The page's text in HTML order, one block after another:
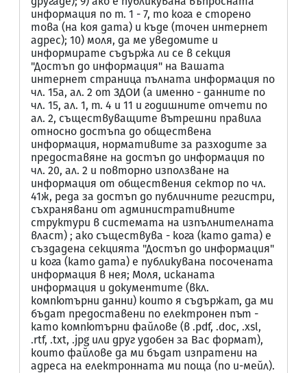
информация по т. 1 - 7, то кога е сторено
това (на коя дата) и къде (точен интернет
адрес); 10) моля, да ме уведомите и
информирате съдържа ли се в секция
"Достъп до информация" на Вашата
интернет страница пълната информация по
чл. 15а, ал. 2 от ЗДОИ (а именно - данните по
чл. 15, ал. 1, т. 4 и 11 и годишните отчети по
ал. 2, съществуващите вътрешни правила
относно достъпа до обществена
информация, нормативите за разходите за
предоставяне на достъп до информация по
чл. 20, ал. 2 и повторно използване на
информация от обществения сектор по чл.
41ж, реда за достъп до публичните регистри,
съхранявани от административните
структури в системата на изпълнителната
власт) ; ако съществува - кога (като дата) е
създадена секцията "Достъп до информация"
и кога (като дата) е публикувана посочената
информация в нея; Моля, исканата
информация и документите (вкл.
компютърни данни) които я съдържат, да ми
бъдат предоставени по електронен път -
като компютърни файлове (в .pdf, .doc, .xsl,
.rtf, .txt, .jpg или друг удобен за Вас формат),
които файлове да ми бъдат изпратени на
адреса на електронната ми поща (по и-мейл).